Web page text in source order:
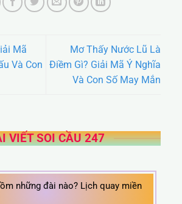
Mã
Và Con
Mơ Thấy Nước Lũ Là
Điềm Gì? Giải Mã Ý Nghĩa
Và Con Số May Mắn
VIẾT SOI CẦU 247
những đài nào? Lịch quay miền